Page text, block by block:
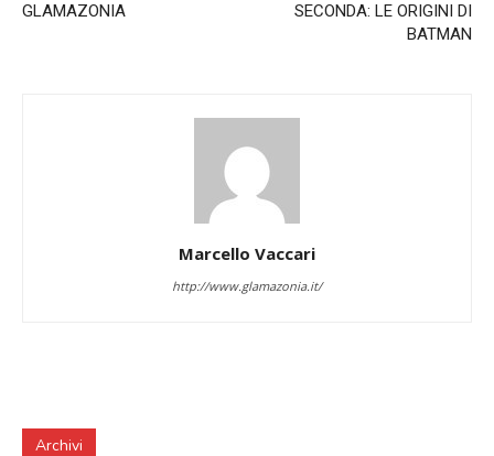
GLAMAZONIA
SECONDA: LE ORIGINI DI
BATMAN
Marcello Vaccari
http://www.glamazonia.it/
Archivi